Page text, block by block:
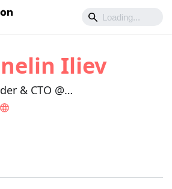
Iliev
& CTO @